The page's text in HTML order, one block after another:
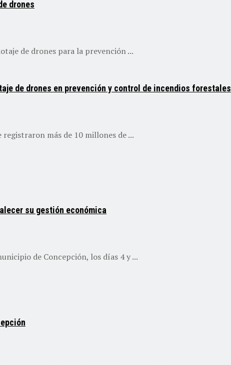
drones
de drones para la prevención ...
de drones en prevención y control de incendios forestales
más de 10 millones de ...
su gestión económica
de Concepción, los días 4 y ...